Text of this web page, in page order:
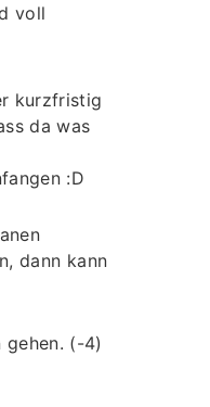
voll
kurzfristig
da was
:D
dann kann
(-4)